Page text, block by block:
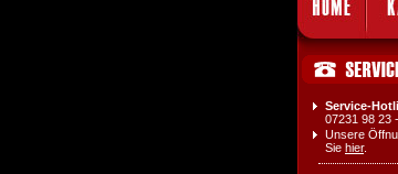
Service-
07231 98 23
Unsere
Sie hier.